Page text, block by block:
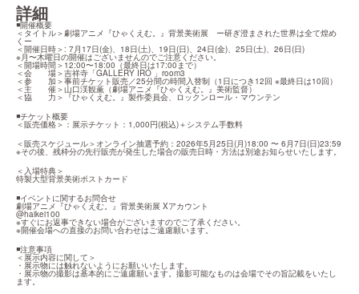
詳細
◾️開催概要
＜タイトル＞劇場アニメ『ひゃくえむ。』背景美術展　ー研ぎ澄まされた世界は全て煌め
くー
＜開催日時＞: 7月17日(金)、18日(土)、19日(日)、24日(金)、25日(土)、26日(日)
※月〜木曜日の開催はございませんのでご注意ください。
＜開場時間＞12:00〜18:00（最終日は17:00まで）
＜会　　場＞吉祥寺「GALLERY IRO 」room3
＜参　　加＞事前チケット販売／25分間の時間入替制（1日につき12回 ※最終日は10回）
＜主　　催＞山口渓観薫（劇場アニメ『ひゃくえむ。』美術監督）
＜協　　力＞『ひゃくえむ。』製作委員会、ロックンロール・マウンテン
◾️チケット概要
＜販売価格＞：展示チケット：1,000円(税込)＋システム手数料
＜販売スケジュール＞オンライン抽選予約：2026年5月25日(月)18:00 〜 6月7日(日)23:59
※その後、残枠分の先行販売が発生した場合の販売日時・方法は別途お知らせいたします。
＜入場特典＞
特製大型背景美術ポストカード
◾️イベントに関するお問合せ
劇場アニメ『ひゃくえむ。』背景美術展 Xアカウント
@haikei100
※すぐにお返事できない場合がございますのでご了承ください。
※開催会場への直接のお問い合わせはご遠慮願います。
◾️注意事項
＜展示内容に関して＞
・展示物には触れないようにお願いいたします。
・展示物の撮影は基本的にご遠慮願います。撮影可能なものは会場でその旨記載をいたし
ます。